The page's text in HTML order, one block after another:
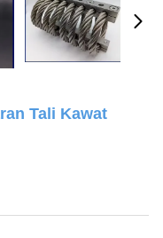
Tali Kawat